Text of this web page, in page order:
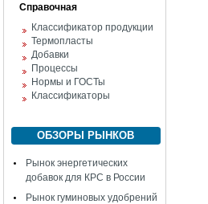
Справочная
Классификатор продукции
Термопласты
Добавки
Процессы
Нормы и ГОСТы
Классификаторы
ОБЗОРЫ РЫНКОВ
Рынок энергетических
добавок для КРС в России
Рынок гуминовых удобрений